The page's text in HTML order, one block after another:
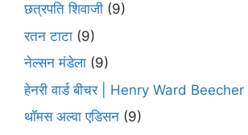
छत्रपति शिवाजी (9)
रतन टाटा (9)
नेल्सन मंडेला (9)
हेनरी वार्ड बीचर | Henry Ward Beecher
थॉमस अल्वा एडिसन (9)